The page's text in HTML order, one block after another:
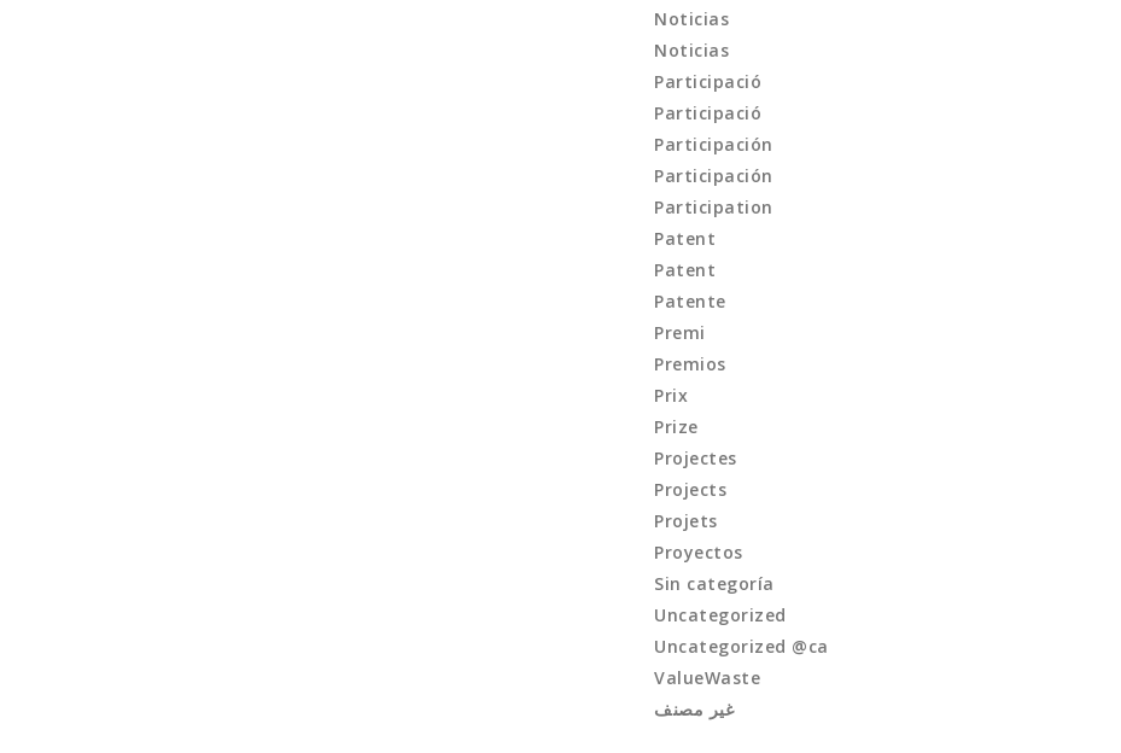
Noticias
Noticias
Participació
Participació
Participación
Participación
Participation
Patent
Patent
Patente
Premi
Premios
Prix
Prize
Projectes
Projects
Projets
Proyectos
Sin categoría
Uncategorized
Uncategorized @ca
ValueWaste
غير مصنف